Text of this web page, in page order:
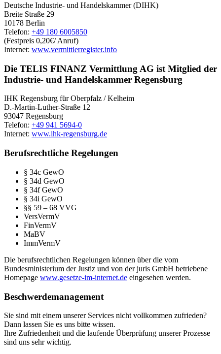
Deutsche Industrie- und Handelskammer (DIHK)
Breite Straße 29
10178 Berlin
Telefon: +49 180 6005850
(Festpreis 0,20€/ Anruf)
Internet: www.vermittlerregister.info
Die TELIS FINANZ Vermittlung AG ist Mitglied der
Industrie- und Handelskammer Regensburg
IHK Regensburg für Oberpfalz / Kelheim
D.-Martin-Luther-Straße 12
93047 Regensburg
Telefon: +49 941 5694-0
Internet: www.ihk-regensburg.de
Berufsrechtliche Regelungen
§ 34c GewO
§ 34d GewO
§ 34f GewO
§ 34i GewO
§§ 59 – 68 VVG
VersVermV
FinVermV
MaBV
ImmVermV
Die berufsrechtlichen Regelungen können über die vom
Bundesministerium der Justiz und von der juris GmbH betriebene
Homepage www.gesetze-im-internet.de eingesehen werden.
Beschwerdemanagement
Sie sind mit einem unserer Services nicht vollkommen zufrieden?
Dann lassen Sie es uns bitte wissen.
Ihre Zufriedenheit und die laufende Überprüfung unserer Prozesse
sind uns sehr wichtig.